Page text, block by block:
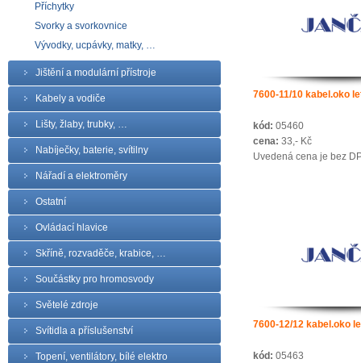
Příchytky
Svorky a svorkovnice
Vývodky, ucpávky, matky, …
Jištění a modulární přístroje
Kabely a vodiče
Lišty, žlaby, trubky, …
Nabíječky, baterie, svítilny
Nářadí a elektroměry
Ostatní
Ovládací hlavice
Skříně, rozvaděče, krabice, …
Součástky pro hromosvody
Světelé zdroje
Svítidla a příslušenství
Topení, ventilátory, bílé elektro
7600-11/10 kabel.oko
kód: 05460
cena: 33,- Kč
Uvedená cena je bez
7600-12/12 kabel.oko
kód: 05463